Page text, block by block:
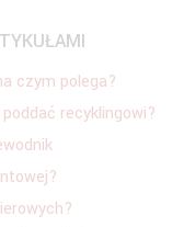
czym polega?
recyklingowi?